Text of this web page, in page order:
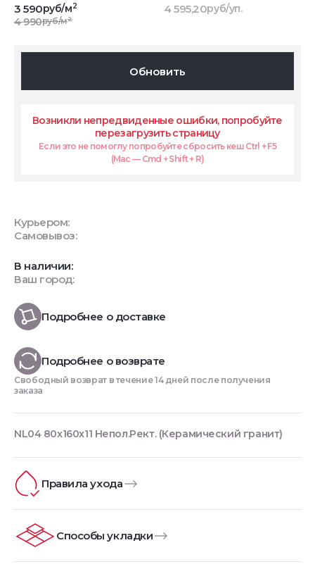
3 590руб/м2
4 990руб/м2
4 595,20руб/уп.
Обновить
Возникли непредвиденные ошибки, попробуйте
перезагрузить страницу
Если это не помоглу попробуйте сбросить кеш Ctrl + F5
(Mac — Cmd + Shift + R)
Курьером:
Самовывоз:
В наличии:
Ваш город:
Подробнее о доставке
Подробнее о возврате
Свободный возврат в течение 14 дней после получения
заказа
NL04 80x160x11 Непол.Рект. (Керамический гранит)
Правила ухода
Способы укладки